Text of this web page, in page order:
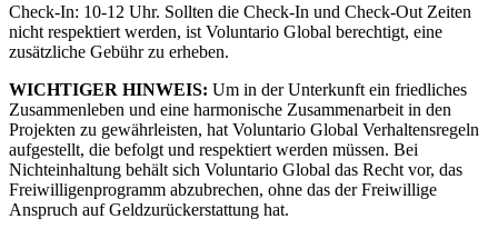
Check-In: 10-12 Uhr. Sollten die Check-In und Check-Out Zeiten
nicht respektiert werden, ist Voluntario Global berechtigt, eine
zusätzliche Gebühr zu erheben.
WICHTIGER HINWEIS: Um in der Unterkunft ein friedliches
Zusammenleben und eine harmonische Zusammenarbeit in den
Projekten zu gewährleisten, hat Voluntario Global Verhaltensregeln
aufgestellt, die befolgt und respektiert werden müssen. Bei
Nichteinhaltung behält sich Voluntario Global das Recht vor, das
Freiwilligenprogramm abzubrechen, ohne das der Freiwillige
Anspruch auf Geldzurückerstattung hat.